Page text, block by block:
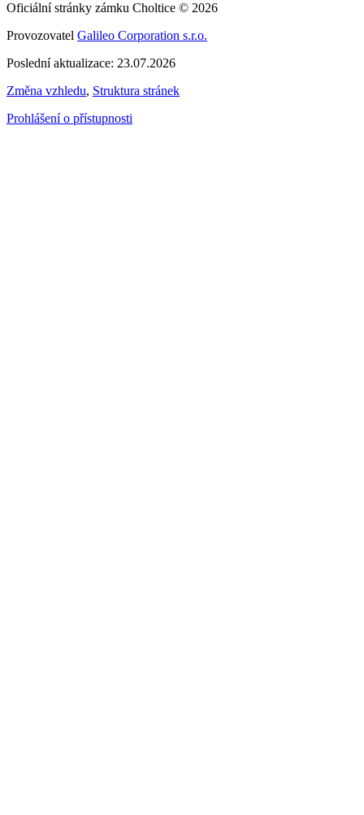
Oficiální stránky zámku Choltice © 2026
Provozovatel Galileo Corporation s.r.o.
Poslední aktualizace: 23.07.2026
Změna vzhledu, Struktura stránek
Prohlášení o přístupnosti